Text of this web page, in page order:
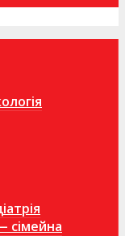
сімейна